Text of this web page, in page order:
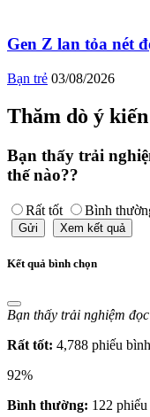
Gen Z lan tỏa nét
Bạn trẻ 03/08/2026
Thăm dò ý kiến
Bạn thấy trải
thế nào??
Rất tốt Bình
Gửi Xem kết quả
Kết quả bình chọn
Bạn thấy trải nghiệm
Rất tốt: 4,788 phiếu
92%
Bình thường: 122